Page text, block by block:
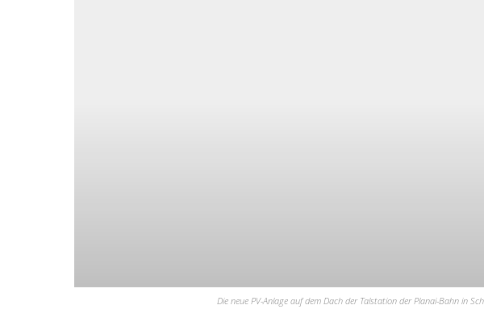
Die neue PV-Anlage auf dem Dach der Talstation der Planai-Bahn in